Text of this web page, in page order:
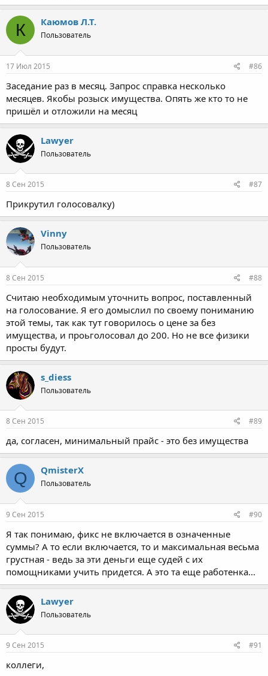
К Каюмов Л.Т.
Пользователь
17 Июл 2015 #86
Заседание раз в месяц. Запрос справка несколько
месяцев. Якобы розыск имущества. Опять же кто то не
пришёл и отложили на месяц
Lawyer
Пользователь
8 Сен 2015 #87
Прикрутил голосовалку)
Vinny
Пользователь
8 Сен 2015 #88
Считаю необходимым уточнить вопрос, поставленный
на голосование. Я его домыслил по своему пониманию
этой темы, так как тут говорилось о цене за без
имущества, и проьголосовал до 200. Но не все физики
просты будут.
s_diess
Пользователь
8 Сен 2015 #89
да, согласен, минимальный прайс - это без имущества
Q QmisterX
Пользователь
9 Сен 2015 #90
Я так понимаю, фикс не включается в означенные
суммы? А то если включается, то и максимальная весьма
грустная - ведь за эти деньги еще судей с их
помощниками учить придется. А это та еще работенка...
Lawyer
Пользователь
9 Сен 2015 #91
коллеги,